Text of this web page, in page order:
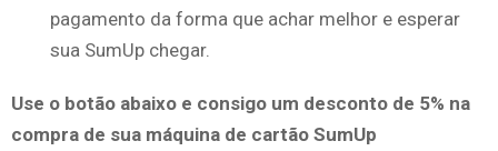
pagamento da forma que achar melhor e esperar
sua SumUp chegar.
Use o botão abaixo e consigo um desconto de 5% na
compra de sua máquina de cartão SumUp